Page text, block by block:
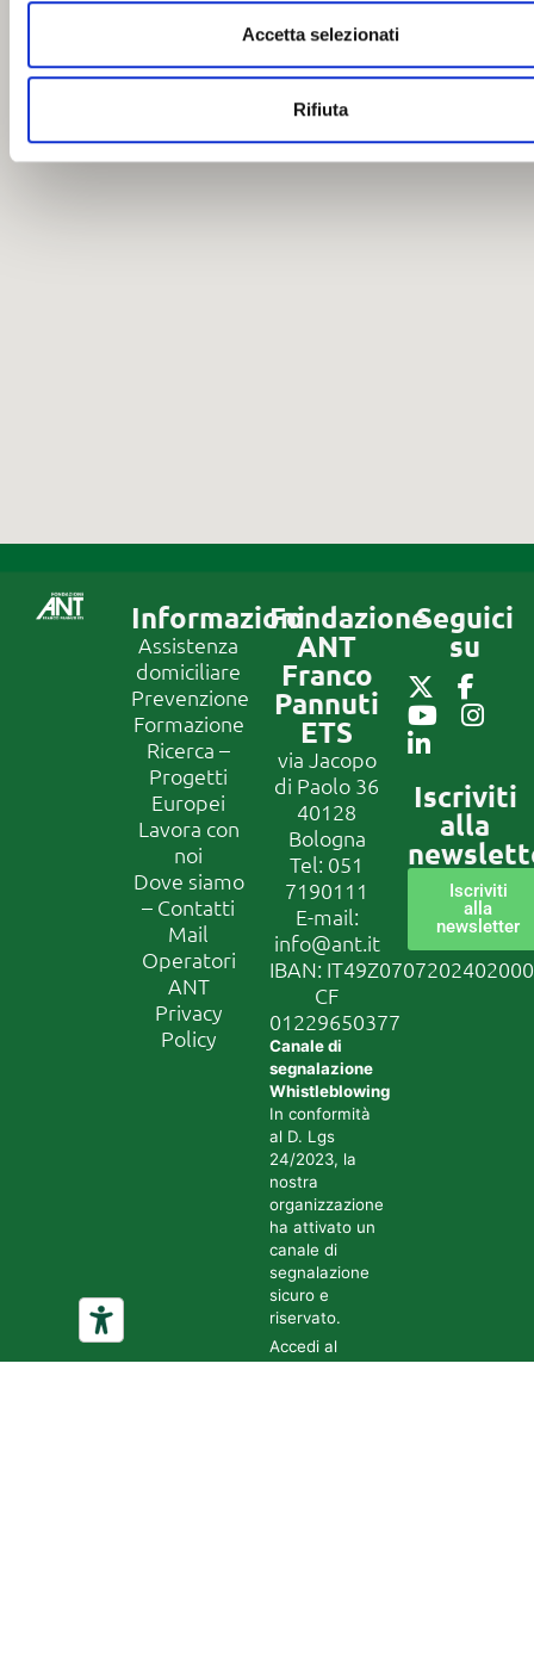
Accetta selezionati
Rifiuta
Informazioni
Assistenza
domiciliare
Prevenzione
Formazione
Ricerca –
Progetti
Europei
Lavora con
noi
Dove siamo
– Contatti
Mail
Operatori
ANT
Privacy
Policy
Fondazione
ANT
Franco
Pannuti
ETS
via Jacopo
di Paolo 36
40128
Bologna
Tel: 051
7190111
E-mail:
info@ant.it
IBAN:
CF
01229650377
Canale di
segnalazione
Whistleblowing
In conformità
al D. Lgs
24/2023, la
nostra
organizzazione
ha attivato un
canale di
segnalazione
sicuro e
riservato.
Accedi al
Seguici
su
Iscriviti
alla
Iscriviti
alla
newsletter